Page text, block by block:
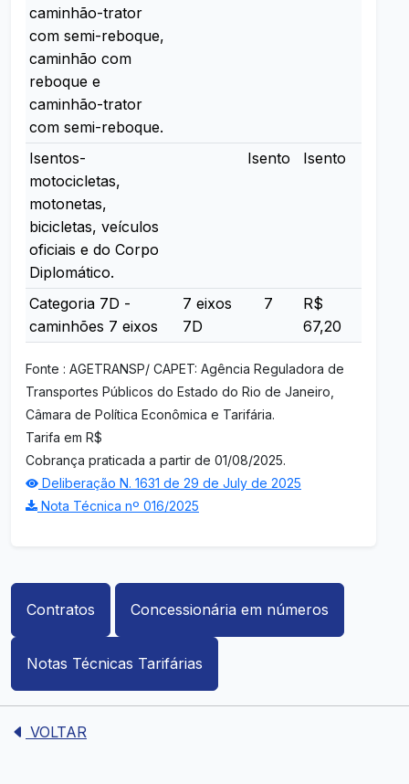
caminhão-trator
com semi-reboque,
caminhão com
reboque e
caminhão-trator
com semi-reboque.
Isentos-
motocicletas,
motonetas,
bicicletas, veículos
oficiais e do Corpo
Diplomático.
Isento Isento
Categoria 7D -
caminhões 7 eixos
7 eixos
7D
7
R$
67,20
Fonte : AGETRANSP/ CAPET: Agência Reguladora de
Transportes Públicos do Estado do Rio de Janeiro,
Câmara de Política Econômica e Tarifária.
Tarifa em R$
Cobrança praticada a partir de 01/08/2025.
Deliberação N. 1631 de 29 de July de 2025
Nota Técnica nº 016/2025
Contratos Concessionária em números
Notas Técnicas Tarifárias
VOLTAR